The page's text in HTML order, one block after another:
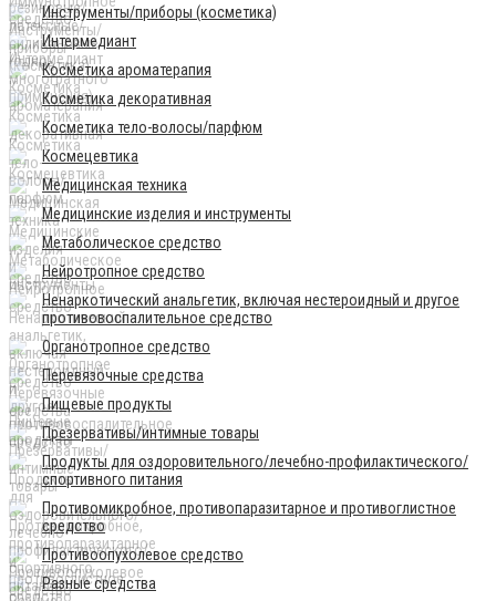
Инструменты/приборы (косметика)
Интермедиант
Косметика ароматерапия
Косметика декоративная
Косметика тело-волосы/парфюм
Космецевтика
Медицинская техника
Медицинские изделия и инструменты
Метаболическое средство
Нейротропное средство
Ненаркотический анальгетик, включая нестероидный и другое
противовоспалительное средство
Органотропное средство
Перевязочные средства
Пищевые продукты
Презервативы/интимные товары
Продукты для оздоровительного/лечебно-профилактического/
спортивного питания
Противомикробное, противопаразитарное и противоглистное
средство
Противоопухолевое средство
Разные средства